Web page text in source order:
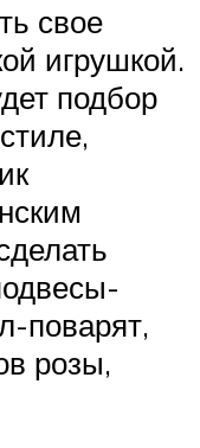
свое
игрушкой.
подбор
поварят,
розы,